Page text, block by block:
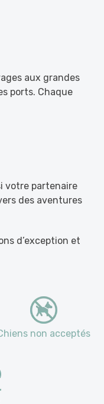
aux grandes
ports. Chaque
votre partenaire
des aventures
d’exception et
non acceptés